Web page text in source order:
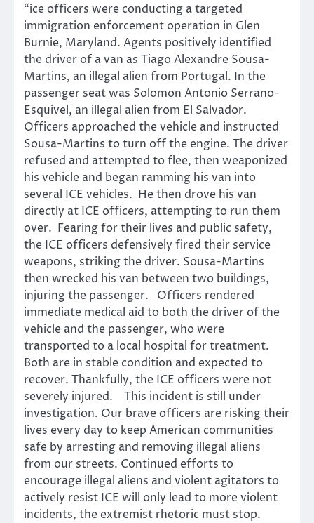
“ice officers were conducting a targeted
immigration enforcement operation in Glen
Burnie, Maryland. Agents positively identified
the driver of a van as Tiago Alexandre Sousa-
Martins, an illegal alien from Portugal. In the
passenger seat was Solomon Antonio Serrano-
Esquivel, an illegal alien from El Salvador.
Officers approached the vehicle and instructed
Sousa-Martins to turn off the engine. The driver
refused and attempted to flee, then weaponized
his vehicle and began ramming his van into
several ICE vehicles. He then drove his van
directly at ICE officers, attempting to run them
over. Fearing for their lives and public safety,
the ICE officers defensively fired their service
weapons, striking the driver. Sousa-Martins
then wrecked his van between two buildings,
injuring the passenger. Officers rendered
immediate medical aid to both the driver of the
vehicle and the passenger, who were
transported to a local hospital for treatment.
Both are in stable condition and expected to
recover. Thankfully, the ICE officers were not
severely injured. This incident is still under
investigation. Our brave officers are risking their
lives every day to keep American communities
safe by arresting and removing illegal aliens
from our streets. Continued efforts to
encourage illegal aliens and violent agitators to
actively resist ICE will only lead to more violent
incidents, the extremist rhetoric must stop.